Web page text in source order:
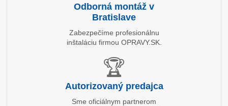
Odborná montáž v
Bratislave
Zabezpečíme profesionálnu
inštaláciu firmou OPRAVY.SK.
🏆
Autorizovaný predajca
Sme oficiálnym partnerom